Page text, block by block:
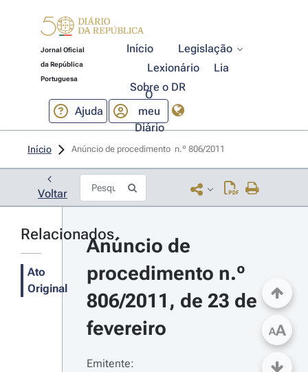
Jornal Oficial
da República
Portuguesa
Início
Legislação
Lexionário
Lia
Sobre o DR
Ajuda
O
meu
Diário
Início Anúncio de procedimento  n.º 806/2011
Voltar
Relacionados
Ato
Original
Anúncio de
procedimento n.º
806/2011, de 23 de
fevereiro
Emitente:
AA